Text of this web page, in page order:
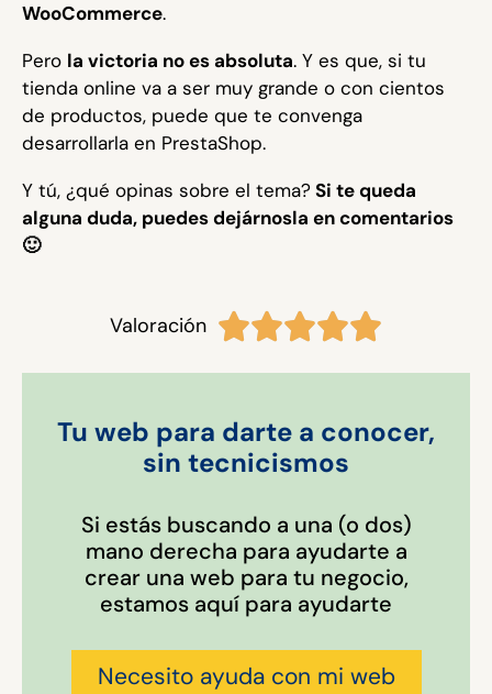
WooCommerce.
Pero la victoria no es absoluta. Y es que, si tu
tienda online va a ser muy grande o con cientos
de productos, puede que te convenga
desarrollarla en PrestaShop.
Y tú, ¿qué opinas sobre el tema?Si te queda
alguna duda, puedes dejárnosla en comentarios
🙂
Valoración 
Tu web para darte a conocer,
sin tecnicismos
Si estás buscando a una (o dos)
mano derecha para ayudarte a
crear una web para tu negocio,
estamos aquí para ayudarte
Necesito ayuda con mi web